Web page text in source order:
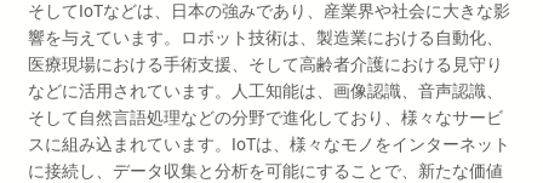
そしてIoTなどは、日本の強みであり、産業界や社会に大きな影
響を与えています。ロボット技術は、製造業における自動化、
医療現場における手術支援、そして高齢者介護における見守り
などに活用されています。人工知能は、画像認識、音声認識、
そして自然言語処理などの分野で進化しており、様々なサービ
スに組み込まれています。IoTは、様々なモノをインターネット
に接続し、データ収集と分析を可能にすることで、新たな価値